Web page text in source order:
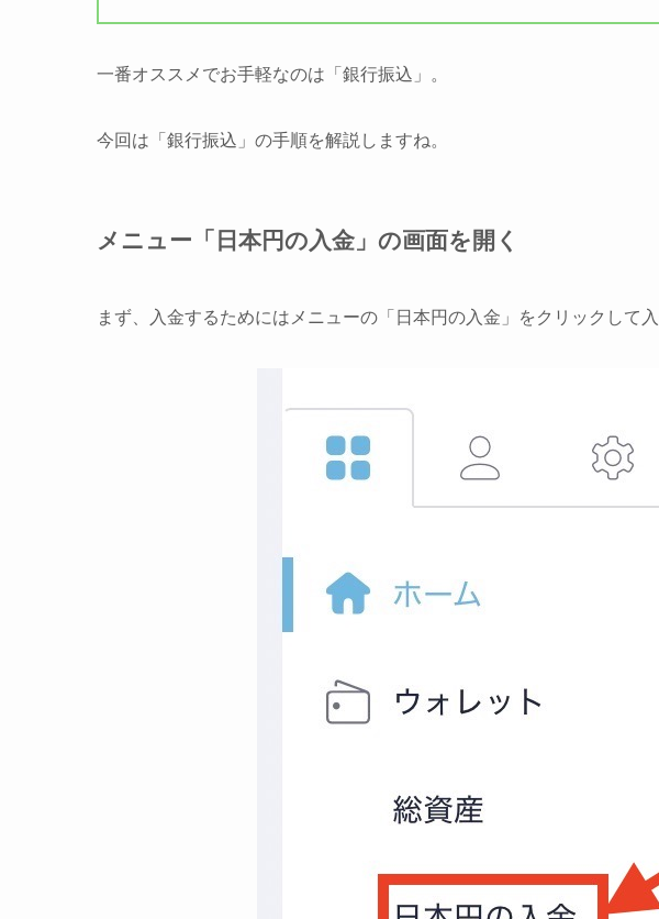
一番オススメでお手軽なのは「銀行振込」。
今回は「銀行振込」の手順を解説しますね。
メニュー「日本円の入金」の画面を開く
まず、入金するためにはメニューの「日本円の入金」をクリックして